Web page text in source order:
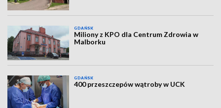
GDAŃSK
Miliony z KPO dla Centrum Zdrowia w
Malborku
GDAŃSK
400 przeszczepów wątroby w UCK